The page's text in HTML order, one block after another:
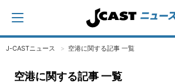
J-CASTニュース 空港に関する記事 一覧
空港に関する記事 一覧